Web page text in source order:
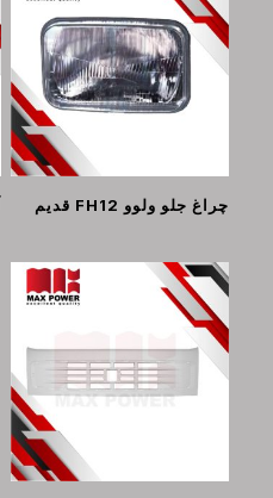
چراغ جلو ولوو FH12 قدیم